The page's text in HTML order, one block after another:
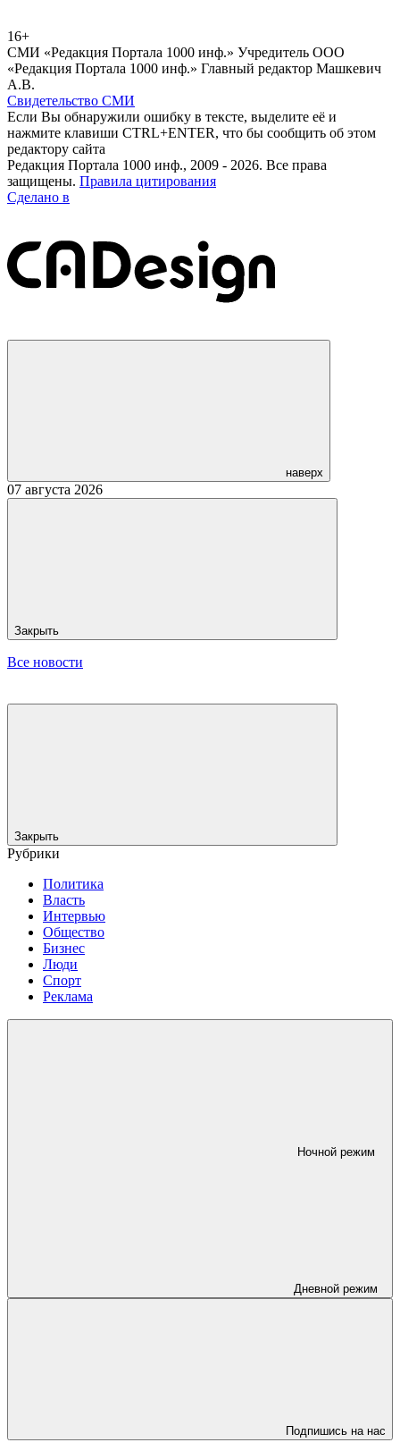
16+
СМИ «Редакция Портала 1000 инф.» Учредитель ООО
«Редакция Портала 1000 инф.» Главный редактор Машкевич
А.В.
Свидетельство СМИ
Если Вы обнаружили ошибку в тексте, выделите её и
нажмите клавиши CTRL+ENTER, что бы сообщить об этом
редактору сайта
Редакция Портала 1000 инф., 2009 - 2026. Все права
защищены. Правила цитирования
Сделано в
наверх
07 августа 2026
Закрыть
Все новости
Закрыть
Рубрики
Политика
Власть
Интервью
Общество
Бизнес
Люди
Спорт
Реклама
Ночной режим
Дневной режим
Подпишись на нас